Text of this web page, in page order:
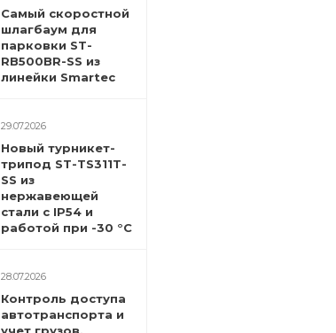
Самый скоростной
шлагбаум для
парковки ST-
RB500BR-SS из
линейки Smartec
29.07.2026
Новый турникет-
трипод ST-TS311T-
SS из
нержавеющей
стали с IP54 и
работой при -30 °С
28.07.2026
Контроль доступа
автотранспорта и